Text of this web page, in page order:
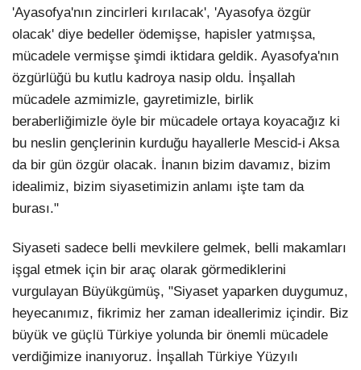
'Ayasofya'nın zincirleri kırılacak', 'Ayasofya özgür
olacak' diye bedeller ödemişse, hapisler yatmışsa,
mücadele vermişse şimdi iktidara geldik. Ayasofya'nın
özgürlüğü bu kutlu kadroya nasip oldu. İnşallah
mücadele azmimizle, gayretimizle, birlik
beraberliğimizle öyle bir mücadele ortaya koyacağız ki
bu neslin gençlerinin kurduğu hayallerle Mescid-i Aksa
da bir gün özgür olacak. İnanın bizim davamız, bizim
idealimiz, bizim siyasetimizin anlamı işte tam da
burası."
Siyaseti sadece belli mevkilere gelmek, belli makamları
işgal etmek için bir araç olarak görmediklerini
vurgulayan Büyükgümüş, "Siyaset yaparken duygumuz,
heyecanımız, fikrimiz her zaman ideallerimiz içindir. Biz
büyük ve güçlü Türkiye yolunda bir önemli mücadele
verdiğimize inanıyoruz. İnşallah Türkiye Yüzyılı